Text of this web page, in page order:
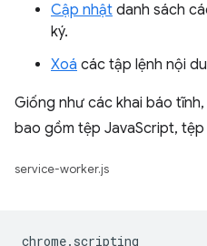
Cập nhật danh sách
ký.
Xoá các tập lệnh nội
Giống như các khai báo
bao gồm tệp JavaScript, tệp
service-worker.js
chrome. scripting